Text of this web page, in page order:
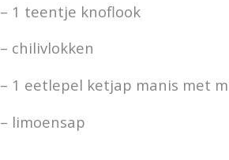
– 1 teentje knoflook
– chilivlokken
– 1 eetlepel ketjap manis met
– limoensap